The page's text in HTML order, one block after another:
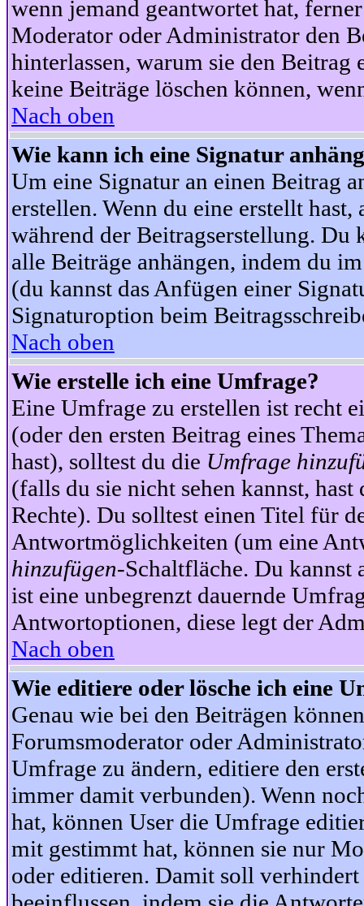
wenn jemand geantwortet hat,
Moderator oder Administrator den
hinterlassen, warum sie den Beitrag
keine Beiträge löschen können,
Nach oben
Wie kann ich eine Signatur
Um eine Signatur an einen Beitrag
erstellen. Wenn du eine erstellt
während der Beitragserstellung. Du
alle Beiträge anhängen, indem du
(du kannst das Anfügen einer
Signaturoption beim
Nach oben
Wie erstelle ich eine Umfrage?
Eine Umfrage zu erstellen ist recht
(oder den ersten Beitrag eines
hast), solltest du die Umfrage
(falls du sie nicht sehen kannst,
Rechte). Du solltest einen Titel für
Antwortmöglichkeiten (um eine
hinzufügen-Schaltfläche. Du
ist eine unbegrenzt dauernde
Antwortoptionen, diese legt der
Nach oben
Wie editiere oder lösche ich eine
Genau wie bei den Beiträgen
Forumsmoderator oder
Umfrage zu ändern, editiere den
immer damit verbunden). Wenn
hat, können User die Umfrage
mit gestimmt hat, können sie nur
oder editieren. Damit soll